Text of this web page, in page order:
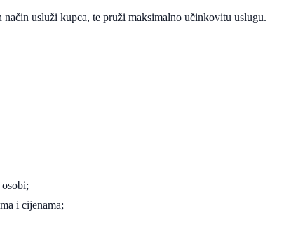
način usluži kupca, te pruži maksimalno učinkovitu uslugu.
i cijenama;